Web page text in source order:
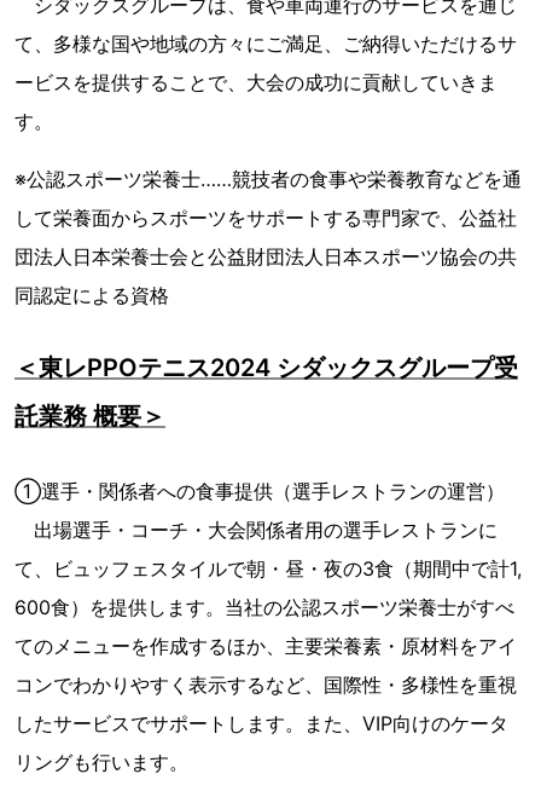
て、多様な国や地域の方々にご満足、ご納得いただけるサ
ービスを提供することで、大会の成功に貢献していきま
す。
※公認スポーツ栄養士……競技者の食事や栄養教育などを通
して栄養面からスポーツをサポートする専門家で、公益社
団法人日本栄養士会と公益財団法人日本スポーツ協会の共
同認定による資格
＜東レPPOテニス2024 シダックスグループ受
託業務 概要＞
①選手・関係者への食事提供（選手レストランの運営）
出場選手・コーチ・大会関係者用の選手レストランに
て、ビュッフェスタイルで朝・昼・夜の3食（期間中で計1,
600食）を提供します。当社の公認スポーツ栄養士がすべ
てのメニューを作成するほか、主要栄養素・原材料をアイ
コンでわかりやすく表示するなど、国際性・多様性を重視
したサービスでサポートします。また、VIP向けのケータ
リングも行います。